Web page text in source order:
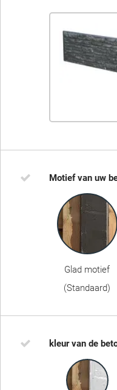
Motief van uw
Glad motief
(Standaard)
kleur van de